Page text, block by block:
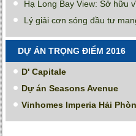
Hạ Long Bay View: Sở hữu
Lý giải cơn sóng đầu tư
DỰ ÁN TRỌNG ĐIỂM 2016
D' Capitale
Dự án Seasons Avenue
Vinhomes Imperia Hải